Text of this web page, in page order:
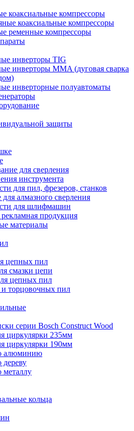
коаксиальные компрессоры
коаксиальные компрессоры
ременные компрессоры
инверторы TIG
инверторы MMA (дуговая сварка
инверторные полуавтоматы
защиты
для сверления
инструмента
для пил, фрезеров, станков
алмазного сверления
для шлифмашин
продукция
материалы
цепных пил
смазки цепи
цепных пил
торцовочных пил
серии Bosch Construct Wood
циркулярки 235мм
циркулярки 190мм
алюминию
дереву
металлу
кольца